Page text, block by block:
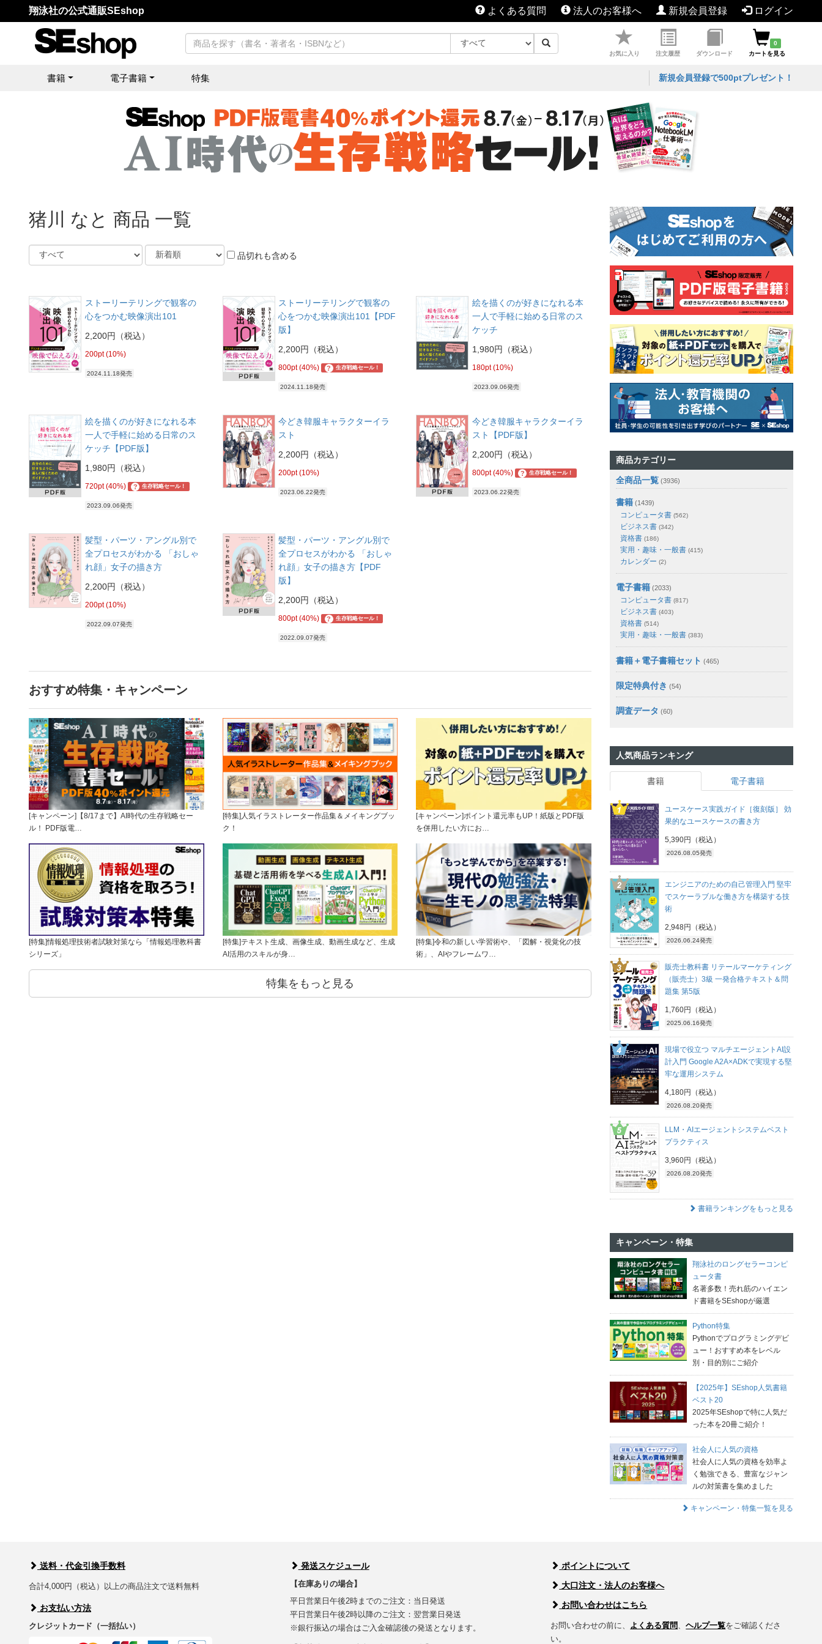
翔泳社の公式通販SEshop よくある質問 法人のお客様へ 新規会員登録 ログイン
お気に入り 注文履歴 ダウンロード
0
カートを見る
書籍 電子書籍 特集 新規会員登録で500ptプレゼント！
猪川 なと 商品 一覧
品切れも含める
ストーリーテリングで観客の
心をつかむ映像演出101
2,200円（税込）
200pt (10%)
2024.11.18発売
ストーリーテリングで観客の
心をつかむ映像演出101【PDF
版】
2,200円（税込）
800pt (40%) ? 生存戦略セール！
2024.11.18発売
絵を描くのが好きになれる本
一人で手軽に始める日常のス
ケッチ
1,980円（税込）
180pt (10%)
2023.09.06発売
絵を描くのが好きになれる本
一人で手軽に始める日常のス
ケッチ【PDF版】
1,980円（税込）
720pt (40%) ? 生存戦略セール！
2023.09.06発売
今どき韓服キャラクターイラ
スト
2,200円（税込）
200pt (10%)
2023.06.22発売
今どき韓服キャラクターイラ
スト【PDF版】
2,200円（税込）
800pt (40%) ? 生存戦略セール！
2023.06.22発売
髪型・パーツ・アングル別で
全プロセスがわかる 「おしゃ
れ顔」女子の描き方
2,200円（税込）
200pt (10%)
2022.09.07発売
髪型・パーツ・アングル別で
全プロセスがわかる 「おしゃ
れ顔」女子の描き方【PDF
版】
2,200円（税込）
800pt (40%) ? 生存戦略セール！
2022.09.07発売
おすすめ特集・キャンペーン
[キャンペーン]【8/17まで】AI時代の生存戦略セー
ル！ PDF版電…
[特集]人気イラストレーター作品集＆メイキングブッ
ク！
[キャンペーン]ポイント還元率もUP！紙版とPDF版
を併用したい方にお…
[特集]情報処理技術者試験対策なら「情報処理教科書
シリーズ」
[特集]テキスト生成、画像生成、動画生成など、生成
AI活用のスキルが身…
[特集]令和の新しい学習術や、「図解・視覚化の技
術」、AIやフレームワ…
特集をもっと見る
商品カテゴリー
全商品一覧 (3936)
書籍 (1439)
コンピュータ書 (562)
ビジネス書 (342)
資格書 (186)
実用・趣味・一般書 (415)
カレンダー (2)
電子書籍 (2033)
コンピュータ書 (817)
ビジネス書 (403)
資格書 (514)
実用・趣味・一般書 (383)
書籍＋電子書籍セット (465)
限定特典付き (54)
調査データ (60)
人気商品ランキング
書籍 電子書籍
ユースケース実践ガイド［復刻版］ 効
果的なユースケースの書き方
5,390円（税込）
2026.08.05発売
エンジニアのための自己管理入門 堅牢
でスケーラブルな働き方を構築する技
術
2,948円（税込）
2026.06.24発売
販売士教科書 リテールマーケティング
（販売士）3級 一発合格テキスト＆問
題集 第5版
1,760円（税込）
2025.06.16発売
現場で役立つ マルチエージェントAI設
計入門 Google A2A×ADKで実現する堅
牢な運用システム
4,180円（税込）
2026.08.20発売
LLM・AIエージェントシステムベスト
プラクティス
3,960円（税込）
2026.08.20発売
書籍ランキングをもっと見る
キャンペーン・特集
翔泳社のロングセラーコンピ
ュータ書
名著多数！売れ筋のハイエン
ド書籍をSEshopが厳選
Python特集
Pythonでプログラミングデビ
ュー！おすすめ本をレベル
別・目的別にご紹介
【2025年】SEshop人気書籍
ベスト20
2025年SEshopで特に人気だ
った本を20冊ご紹介！
社会人に人気の資格
社会人に人気の資格を効率よ
く勉強できる、豊富なジャン
ルの対策書を集めました
キャンペーン・特集一覧を見る
送料・代金引換手数料
合計4,000円（税込）以上の商品注文で送料無料
お支払い方法
クレジットカード（一括払い）
発送スケジュール
【在庫ありの場合】
平日営業日午後2時までのご注文：当日発送
平日営業日午後2時以降のご注文：翌営業日発送
※銀行振込の場合はご入金確認後の発送となります。
ポイントについて
大口注文・法人のお客様へ
お問い合わせはこちら
お問い合わせの前に、 よくある質問、ヘルプ一覧をご確認くださ
い。